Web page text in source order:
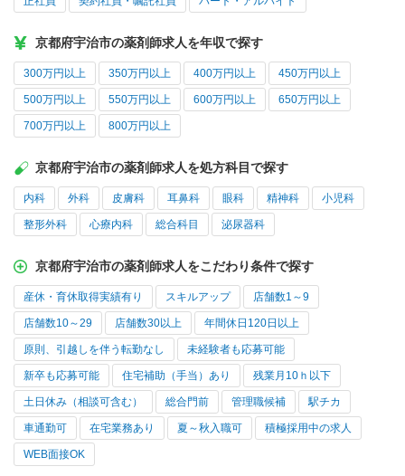
京都府宇治市の薬剤師求人を年収で探す
300万円以上 350万円以上 400万円以上 450万円以上
500万円以上 550万円以上 600万円以上 650万円以上
700万円以上 800万円以上
京都府宇治市の薬剤師求人を処方科目で探す
内科 外科 皮膚科 耳鼻科 眼科 精神科 小児科
整形外科 心療内科 総合科目 泌尿器科
京都府宇治市の薬剤師求人をこだわり条件で探す
産休・育休取得実績有り スキルアップ 店舗数1～9
店舗数10～29 店舗数30以上 年間休日120日以上
原則、引越しを伴う転勤なし 未経験者も応募可能
新卒も応募可能 住宅補助（手当）あり 残業月10ｈ以下
土日休み（相談可含む） 総合門前 管理職候補 駅チカ
車通勤可 在宅業務あり 夏～秋入職可 積極採用中の求人
WEB面接OK